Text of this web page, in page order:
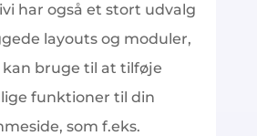
har også et stort udvalg
layouts og moduler,
kan bruge til at tilføje
funktioner til din
som f.eks.